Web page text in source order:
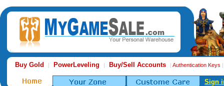
Buy Gold | PowerLeveling | Buy/Sell Accounts | Authentication Keys
Sign